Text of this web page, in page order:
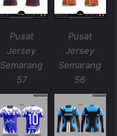
Pusat
Jersey
Semarang
57
Pusat
Jersey
Semarang
56